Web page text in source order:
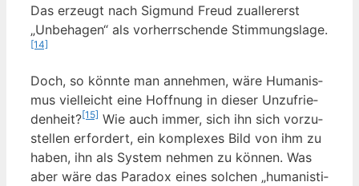
Das erzeugt nach Sig­mund Freud zual­ler­erst
„Unbe­ha­gen“ als vor­herr­schen­de Stim­mungs­la­ge.
[14]
Doch, so könn­te man anneh­men, wäre Huma­nis­
mus viel­leicht eine Hoff­nung in die­ser Unzu­frie­
den­heit?[15] Wie auch immer, sich ihn sich vor­zu­
stel­len erfor­dert, ein kom­ple­xes Bild von ihm zu
haben, ihn als Sys­tem neh­men zu kön­nen. Was
aber wäre das Para­dox eines sol­chen „huma­nis­ti­